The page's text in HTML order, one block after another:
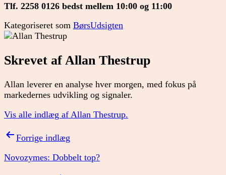
Tlf. 2258 0126 bedst mellem 10:00 og 11:00
Kategoriseret som BørsUdsigten
Skrevet af Allan Thestrup
Allan leverer en analyse hver morgen, med fokus på
markedernes udvikling og signaler.
Vis alle indlæg af Allan Thestrup.
Indlægsnavigation
Forrige indlæg
Novozymes: Dobbelt top?